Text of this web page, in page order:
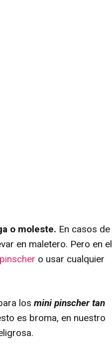
o moleste. En casos de
en maletero. Pero en el
o usar cualquier
los mini pinscher tan
es broma, en nuestro